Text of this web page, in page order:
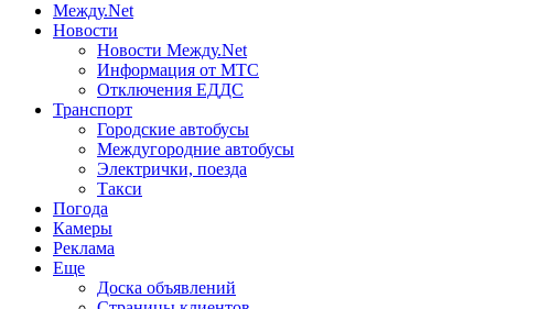
Между.Net
Новости
Новости Между.Net
Информация от МТС
Отключения ЕДДС
Транспорт
Городские автобусы
Междугородние автобусы
Электрички, поезда
Такси
Погода
Камеры
Реклама
Еще
Доска объявлений